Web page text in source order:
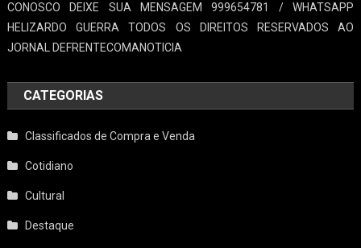
CONOSCO DEIXE SUA MENSAGEM 999654781 / WHATSAPP
HELIZARDO GUERRA TODOS OS DIREITOS RESERVADOS AO
JORNAL DEFRENTECOMANOTICIA
CATEGORIAS
Classificados de Compra e Venda
Cotidiano
Cultural
Destaque